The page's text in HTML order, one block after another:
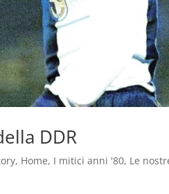
DDR
, Home, I mitici anni '80, Le